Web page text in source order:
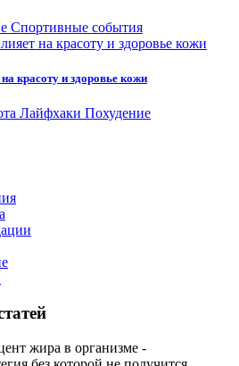
Спортивные события
красоту и здоровье кожи
Лайфхаки Похудение